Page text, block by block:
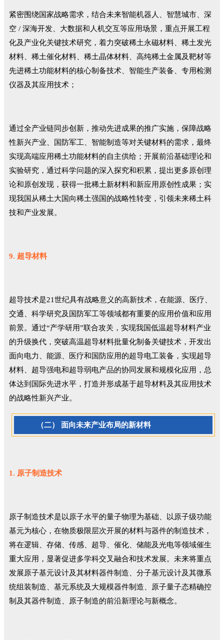
紧密围绕国家战略需求，结合未来智能机器人、智慧城市、深
空 / 深海开发、大数据和人机交互等应用场景，重点开展工程
化及产业化关键技术研究，着力突破稀土永磁材料、稀土发光
材料、稀土催化材料、稀土晶体材料、高纯稀土金属及靶材等
先进稀土功能材料的核心制备技术、智能生产装备、专用检测
仪器及其应用技术；
通过全产业链同步创新，推动先进成果的推广实施，保障战略
性新兴产业、国防军工、智能制造等对关键材料的需求，最终
实现高端应用稀土功能材料的自主供给；开展前沿基础理论和
实验研究，通过科学问题的深入探究和积累，提出更多原创理
论和原创发现，获得一批稀土新材料和新应用原创性成果；实
现我国从稀土大国向稀土强国的战略性转变，引领未来稀土科
技和产业发展。
9. 超导材料
超导技术是21世纪具有战略意义的高新技术，在能源、医疗、
交通、科学研究及国防军工等领域都有重要的应用价值和应用
前景。通过“产学研用”联合攻关，实现我国低温超导材料产业
的升级换代，突破高温超导材料批量化制备关键技术，开发出
面向电力、能源、医疗和国防应用的超导电工装备，实现超导
材料、超导强电和超导弱电产品的协同发展和规模化应用，总
体达到国际先进水平，打造并形成基于超导材料及其应用技术
的战略性新兴产业。
（二） 面向未来产业布局的新材料
1. 原子制造技术
原子制造技术是以原子水平的量子物理为基础、以原子级功能
基元为核心，在物质极限层次开展的材料与器件的制造技术，
将在逻辑、存储、传感、超导、催化、储能及光电等领域催生
重大应用，显著促进多学科交叉融合和技术发展。未来将重点
发展原子基元设计及其材料器件制造、分子基元设计及其微系
统组装制造、基元系统及大规模器件制造、原子量子态精确控
制及其器件制造、原子制造的前沿新理论与新概念。